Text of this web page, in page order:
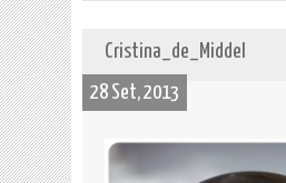
Cristina_de_Middel
28 Set, 2013